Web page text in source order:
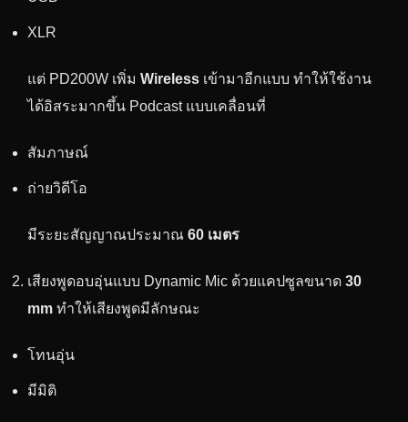
XLR
แต่ PD200W เพิ่ม Wireless เข้ามาอีกแบบ ทำให้ใช้งาน
ได้อิสระมากขึ้น Podcast แบบเคลื่อนที่
สัมภาษณ์
ถ่ายวิดีโอ
มีระยะสัญญาณประมาณ 60 เมตร
เสียงพูดอบอุ่นแบบ Dynamic Mic ด้วยแคปซูลขนาด 30
mm ทำให้เสียงพูดมีลักษณะ
โทนอุ่น
มีมิติ